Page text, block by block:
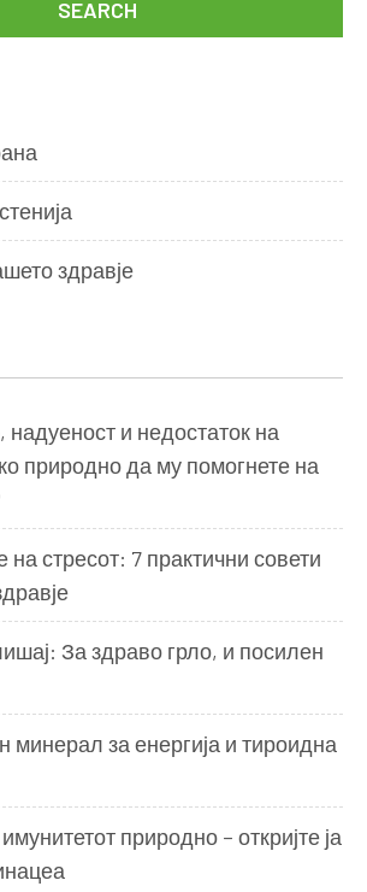
здравје
надуеност и недостаток на
природно да му помогнете на
стресот: 7 практични совети
За здраво грло, и посилен
минерал за енергија и тироидна
природно – откријте ја